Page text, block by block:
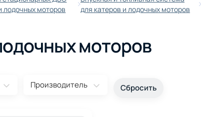
лодочных моторов
для катеров и лодочных моторов
моторов
Производитель